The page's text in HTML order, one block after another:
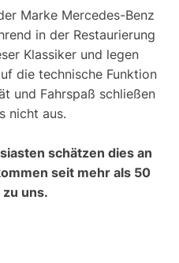
Marke Mercedes-Benz
in der Restaurierung
Klassiker und legen
die technische Funktion
und Fahrspaß schließen
nicht aus.
schätzen dies an
seit mehr als 50
uns.